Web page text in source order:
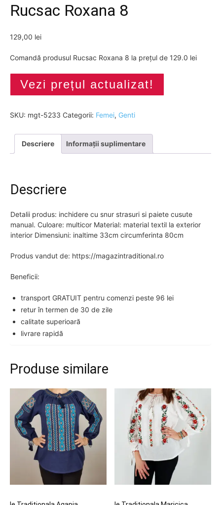
Rucsac Roxana 8
129,00 lei
Comandă produsul Rucsac Roxana 8 la prețul de 129.0 lei
Vezi prețul actualizat!
SKU: mgt-5233 Categorii: Femei, Genti
Descriere Informații suplimentare
Descriere
Detalii produs: inchidere cu snur strasuri si paiete cusute
manual. Culoare: multicor Material: material textil la exterior
interior Dimensiuni: inaltime 33cm circumferinta 80cm
Produs vandut de: https://magazintraditional.ro
Beneficii:
transport GRATUIT pentru comenzi peste 96 lei
retur în termen de 30 de zile
calitate superioară
livrare rapidă
Produse similare